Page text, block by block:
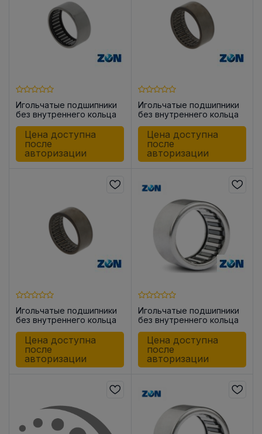
Игольчатые подшипники
без внутреннего кольца
HK0810
Цена доступна
после
авторизации
Игольчатые подшипники
без внутреннего кольца
HK0910
Цена доступна
после
авторизации
Игольчатые подшипники
без внутреннего кольца
Цена доступна
после
авторизации
Игольчатые подшипники
без внутреннего кольца
Цена доступна
после
авторизации